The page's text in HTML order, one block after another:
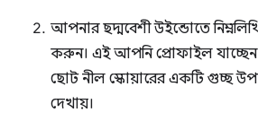
আপনার ছদ্মবেশী উইন্ডোতে
করুন। এই আপনি প্রোফাইল যাচ্ছেন
ছোট নীল স্কোয়ারের একটি গুচ্ছ
দেখায়।